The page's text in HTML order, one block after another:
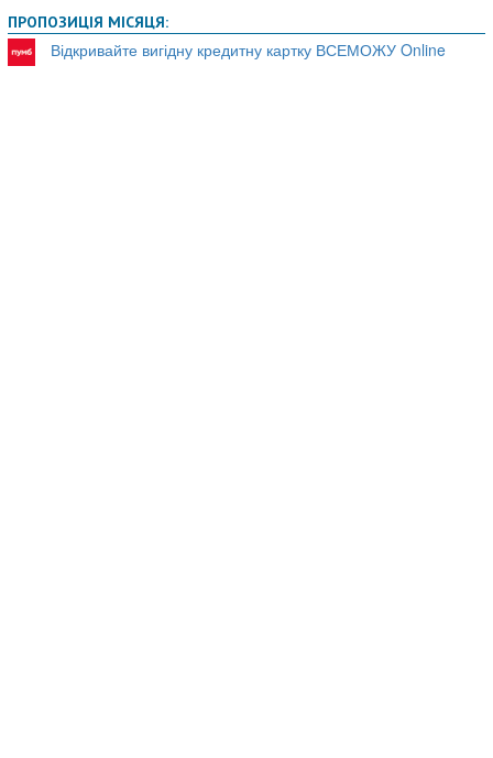
ПРОПОЗИЦІЯ МІСЯЦЯ:
Відкривайте вигідну кредитну картку ВСЕМОЖУ Online